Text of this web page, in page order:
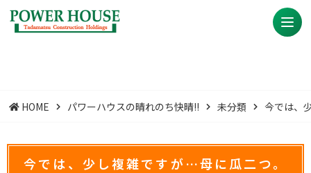
HOME パワーハウスの晴れのち快晴!! 未分類 今では、
今では、少し複雑ですが…母に瓜二つ。